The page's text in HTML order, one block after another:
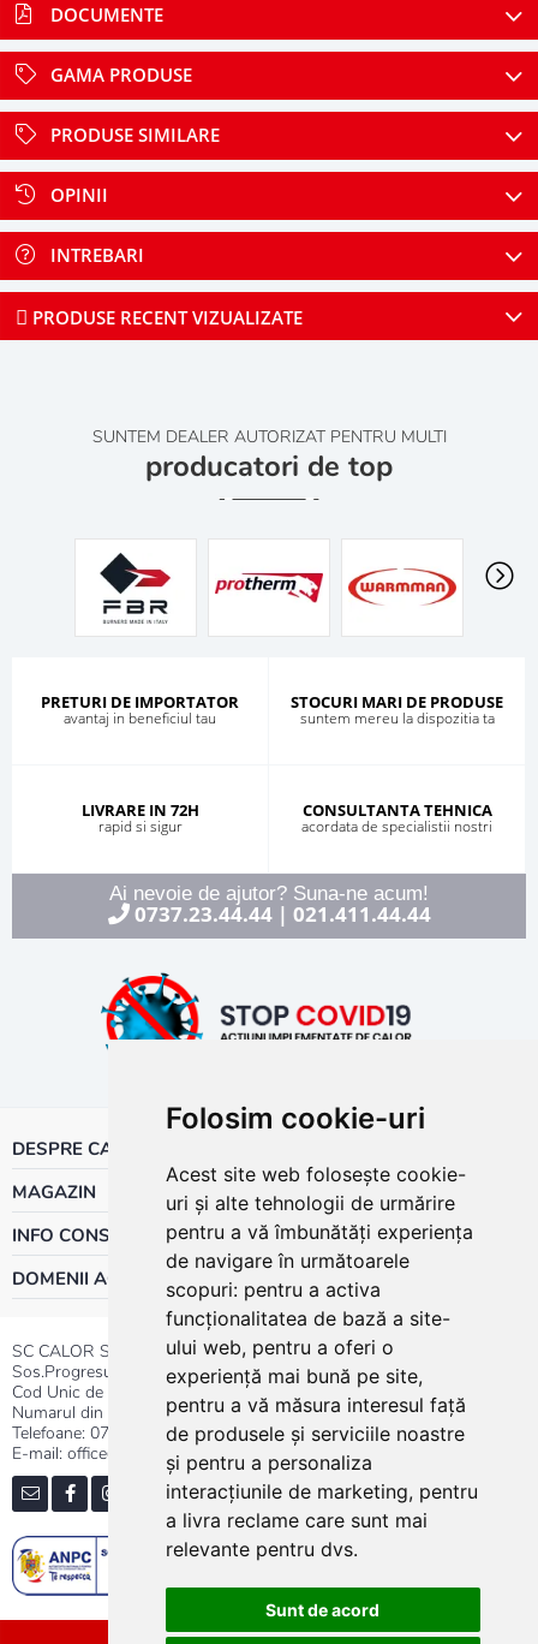
Folosim cookie-uri
Acest site web folosește cookie-
uri și alte tehnologii de urmărire
pentru a vă îmbunătăți experiența
de navigare în următoarele
scopuri: pentru a activa
funcționalitatea de bază a site-
ului web, pentru a oferi o
experiență mai bună pe site,
pentru a vă măsura interesul față
de produsele și serviciile noastre
și pentru a personaliza
interacțiunile de marketing, pentru
a livra reclame care sunt mai
relevante pentru dvs.
Sunt de acord
DOCUMENTE
GAMA PRODUSE
PRODUSE SIMILARE
OPINII
INTREBARI
PRODUSE RECENT VIZUALIZATE
SUNTEM DEALER AUTORIZAT PENTRU MULTI
producatori de top
PRETURI DE IMPORTATOR
avantaj in beneficiul tau
STOCURI MARI DE PRODUSE
suntem mereu la dispozitia ta
LIVRARE IN 72H
rapid si sigur
CONSULTANTA TEHNICA
acordata de specialistii nostri
Ai nevoie de ajutor? Suna-ne acum!
0737.23.44.44| 021.411.44.44
DESPRE CALOR
MAGAZIN
INFO CONSUMATOR
DOMENII ACTIVITATE
SC CALOR SRL
Sos.Progresului nr.30-40, Sector 5, Bucuresti
Cod Unic de Inregistrare: RO 3004724
Numarul din Registrul Comertului:J40/13176/1991
Telefoane: 0737.23.44.44|021.411.44.44
E-mail: office@calor.ro